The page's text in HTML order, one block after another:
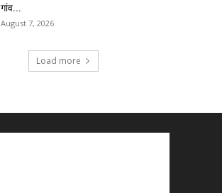
गांव...
August 7, 2026
Load more